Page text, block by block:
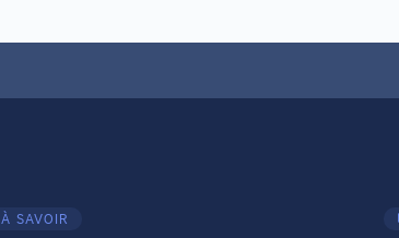
À SAVOIR